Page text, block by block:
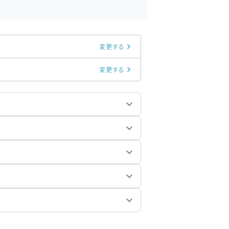
変更する
変更する